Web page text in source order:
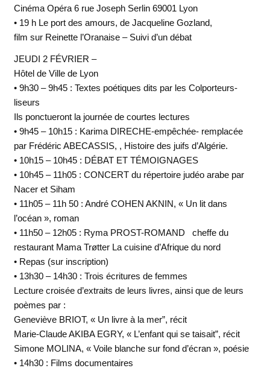
Cinéma Opéra 6 rue Joseph Serlin 69001 Lyon
• 19 h Le port des amours, de Jacqueline Gozland,
film sur Reinette l’Oranaise – Suivi d’un débat
JEUDI 2 FÉVRIER –
Hôtel de Ville de Lyon
• 9h30 – 9h45 : Textes poétiques dits par les Colporteurs-
liseurs
Ils ponctueront la journée de courtes lectures
• 9h45 – 10h15 : Karima DIRECHE-empêchée- remplacée
par Frédéric ABECASSIS, , Histoire des juifs d’Algérie.
• 10h15 – 10h45 : DÉBAT ET TÉMOIGNAGES
• 10h45 – 11h05 : CONCERT du répertoire judéo arabe par
Nacer et Siham
• 11h05 – 11h 50 : André COHEN AKNIN, « Un lit dans
l’océan », roman
• 11h50 – 12h05 : Ryma PROST-ROMAND cheffe du
restaurant Mama Trøtter La cuisine d’Afrique du nord
• Repas (sur inscription)
• 13h30 – 14h30 : Trois écritures de femmes
Lecture croisée d’extraits de leurs livres, ainsi que de leurs
poèmes par :
Geneviève BRIOT, « Un livre à la mer”, récit
Marie-Claude AKIBA EGRY, « L’enfant qui se taisait”, récit
Simone MOLINA, « Voile blanche sur fond d’écran », poésie
• 14h30 : Films documentaires